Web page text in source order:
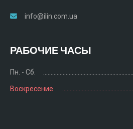
info@ilin.com.ua
РАБОЧИЕ ЧАСЫ
Пн. - Сб.
Воскресение